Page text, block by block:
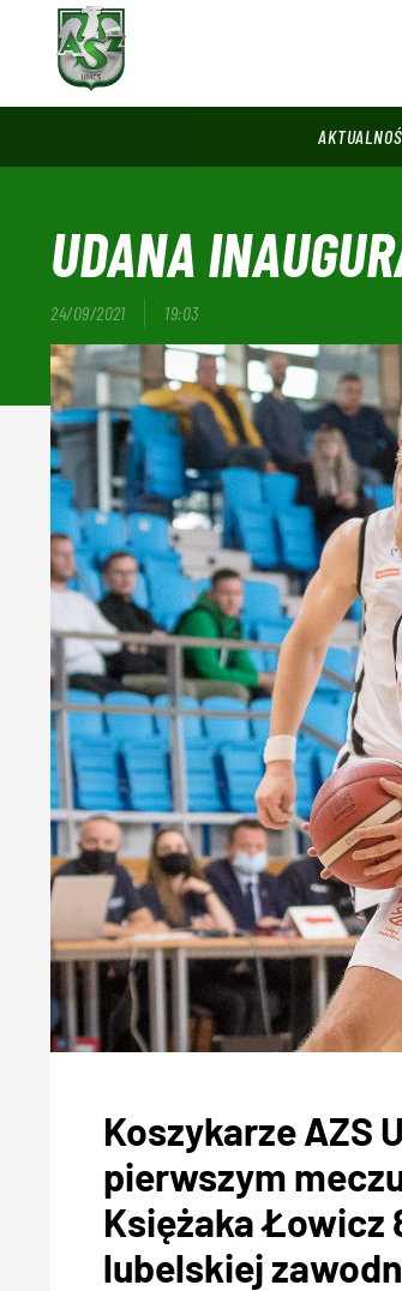
UDANA
24/09/2021 19:03
Koszykarze AZS
pierwszym
Księżaka Łowicz
lubelskiej